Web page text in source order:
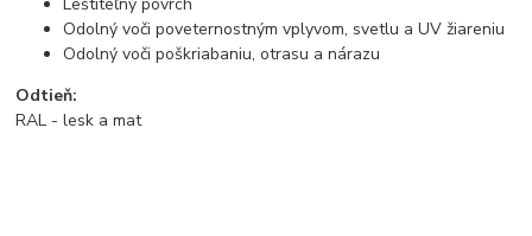
Odolný voči poveternostným vplyvom, svetlu a UV žiareniu
Odolný voči poškriabaniu, otrasu a nárazu
Odtieň:
RAL - lesk a mat